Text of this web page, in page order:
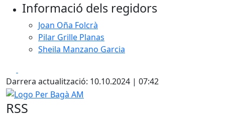
Informació dels regidors
Joan Oña Folcrà
Pilar Grille Planas
Sheila Manzano Garcia
Darrera actualització: 10.10.2024 | 07:42
Logo Per Bagà AM
RSS